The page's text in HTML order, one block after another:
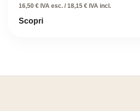
16,50 € IVA esc. / 18,15 € IVA incl.
Scopri